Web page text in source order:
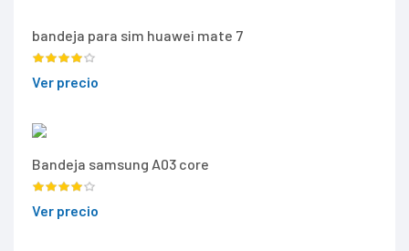
bandeja para sim huawei mate 7
Ver precio
Bandeja samsung A03 core
Ver precio